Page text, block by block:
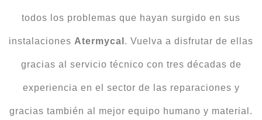
todos los problemas que hayan surgido en sus
instalaciones Atermycal . Vuelva a disfrutar de ellas
gracias al servicio técnico con tres décadas de
experiencia en el sector de las reparaciones y
gracias también al mejor equipo humano y material.